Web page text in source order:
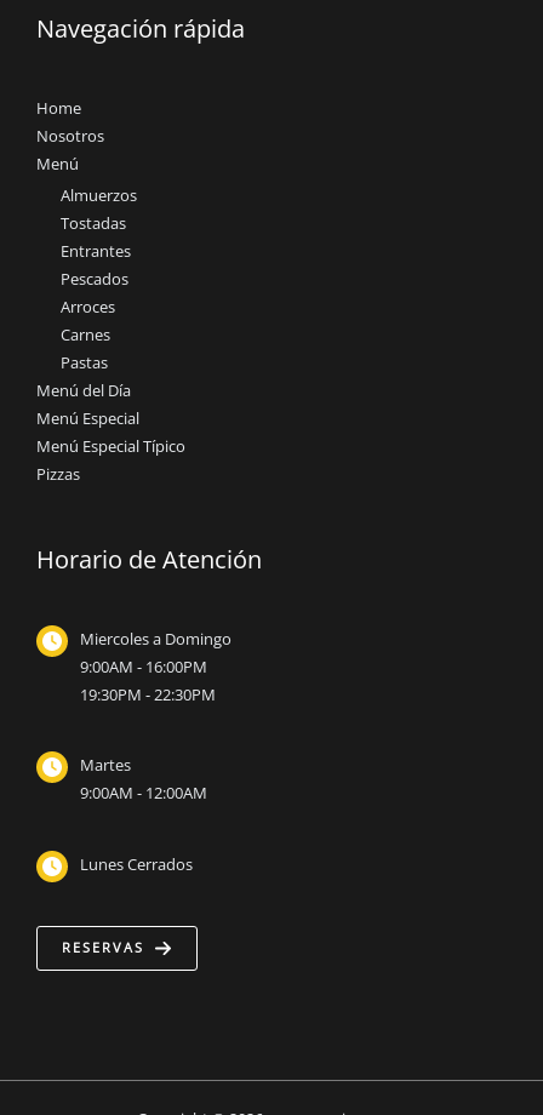
Navegación rápida
Home
Nosotros
Menú
Almuerzos
Tostadas
Entrantes
Pescados
Arroces
Carnes
Pastas
Menú del Día
Menú Especial
Menú Especial Típico
Pizzas
Horario de Atención
Miercoles a Domingo
9:00AM - 16:00PM
19:30PM - 22:30PM
Martes
9:00AM - 12:00AM
Lunes Cerrados
RESERVAS